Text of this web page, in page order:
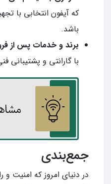
که آیفون انتخابی با
باشد.
برند و خدمات پس از
با گارانتی و پشتیبانی
جمع‌بندی
در دنیای امروز که امنیت